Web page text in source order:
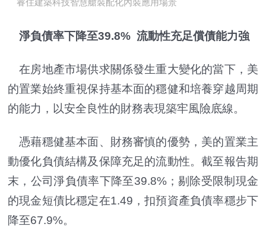
睿住建築科技智慧艙裝配化內裝應用場景
淨負債率下降至39.8% 流動性充足償債能力強
在房地產市場供求關係發生重大變化的當下，美
的置業始終重視保持基本面的穩健和培養穿越周期
的能力，以安全良性的財務表現築牢風險底線。
憑藉穩健基本面、財務審慎的優勢，美的置業主
動優化負債結構及保障充足的流動性。截至報告期
末，公司淨負債率下降至39.8%；剔除受限制現金
的現金短債比穩定在1.49，扣預資產負債率穩步下
降至67.9%。